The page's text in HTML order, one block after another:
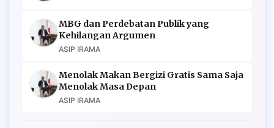
MBG dan Perdebatan Publik yang
Kehilangan Argumen
ASIP IRAMA
Menolak Makan Bergizi Gratis Sama Saja
Menolak Masa Depan
ASIP IRAMA